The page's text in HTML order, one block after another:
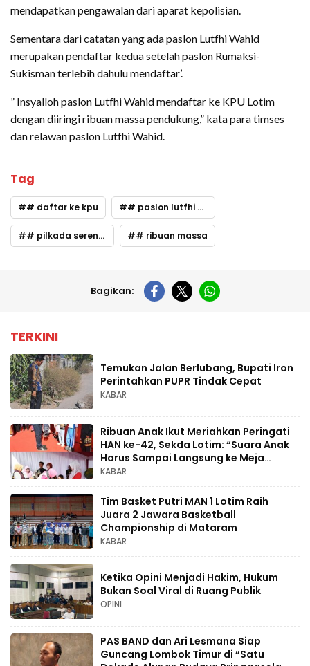
mendapatkan pengawalan dari aparat kepolisian.
Sementara dari catatan yang ada paslon Lutfhi Wahid
merupakan pendaftar kedua setelah paslon Rumaksi-
Sukisman terlebih dahulu mendaftar’.
” Insyalloh paslon Lutfhi Wahid mendaftar ke KPU Lotim
dengan diiringi ribuan massa pendukung,” kata para timses
dan relawan paslon Lutfhi Wahid.
Tag
# daftar ke kpu # paslon lutfhi - wahid
# pilkada serentak # ribuan massa
Bagikan:
TERKINI
Temukan Jalan Berlubang, Bupati Iron
Perintahkan PUPR Tindak Cepat
KABAR
Ribuan Anak Ikut Meriahkan Peringati
HAN ke-42, Sekda Lotim: “Suara Anak
Harus Sampai Langsung ke Meja
Bupati”.
KABAR
Tim Basket Putri MAN 1 Lotim Raih
Juara 2 Jawara Basketball
Championship di Mataram
KABAR
Ketika Opini Menjadi Hakim, Hukum
Bukan Soal Viral di Ruang Publik
OPINI
PAS BAND dan Ari Lesmana Siap
Guncang Lombok Timur di “Satu